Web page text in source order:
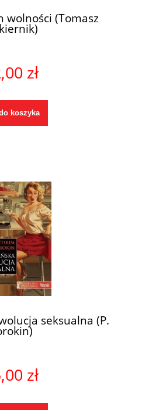
wolności (Tomasz
zł
koszyka
seksualna (P.
zł